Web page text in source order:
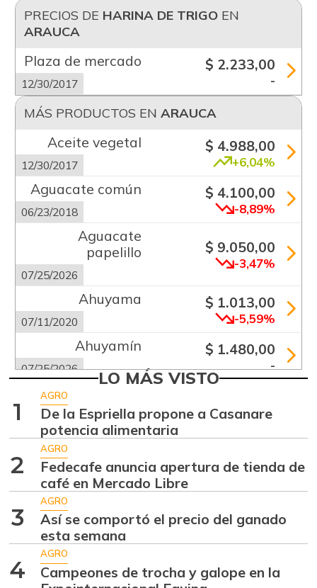
PRECIOS DE HARINA DE TRIGOEN
ARAUCA
Plaza de mercado
12/30/2017
$ 2.233,00
-
MÁS PRODUCTOS EN ARAUCA
Aceite vegetal
12/30/2017
$ 4.988,00
+6,04%
Aguacate común
06/23/2018
$ 4.100,00
-8,89%
Aguacate
papelillo
07/25/2026
$ 9.050,00
-3,47%
Ahuyama
07/11/2020
$ 1.013,00
-5,59%
Ahuyamín
07/25/2026
$ 1.480,00
-
07/25/2026 +0,44%
Alas de pollo sin
07/25/2026
-
07/25/2026 -
Arracacha
amarilla
+0,55%
LO MÁS VISTO
1
AGRO
De la Espriella propone a Casanare
potencia alimentaria
2
AGRO
Fedecafe anuncia apertura de tienda de
café en Mercado Libre
3
AGRO
Así se comportó el precio del ganado
esta semana
4
AGRO
Campeones de trocha y galope en la